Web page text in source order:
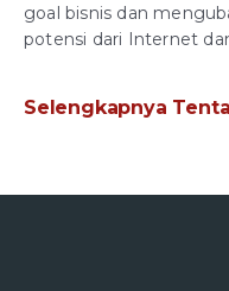
goal bisnis dan
potensi dari Internet
Selengkapnya